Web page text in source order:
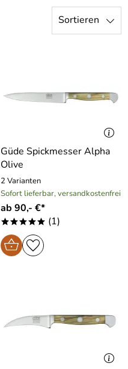
Sortieren
Güde Spickmesser Alpha
Olive
2 Varianten
Sofort lieferbar, versandkostenfrei
ab 90,- €*
***** (1)